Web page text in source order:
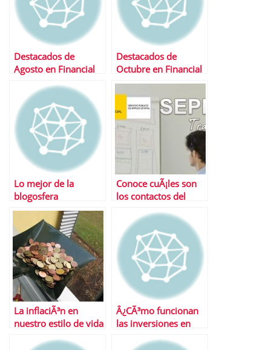
Destacados de
Agosto en Financial
Destacados de
Octubre en Financial
Red
Lo mejor de la
blogosfera
Conoce cuÃ¡les son
los contactos del
La inflaciÃ³n en
nuestro estilo de vida
Â¿CÃ³mo funcionan
las inversiones en